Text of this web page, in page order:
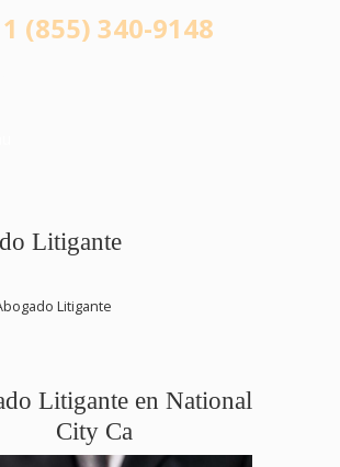
(855) 340-9148
Litigante
Litigante
Litigante en National
City Ca